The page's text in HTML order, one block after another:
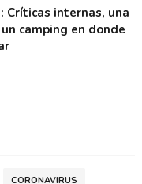
Críticas internas, una
camping en donde
CORONAVIRUS